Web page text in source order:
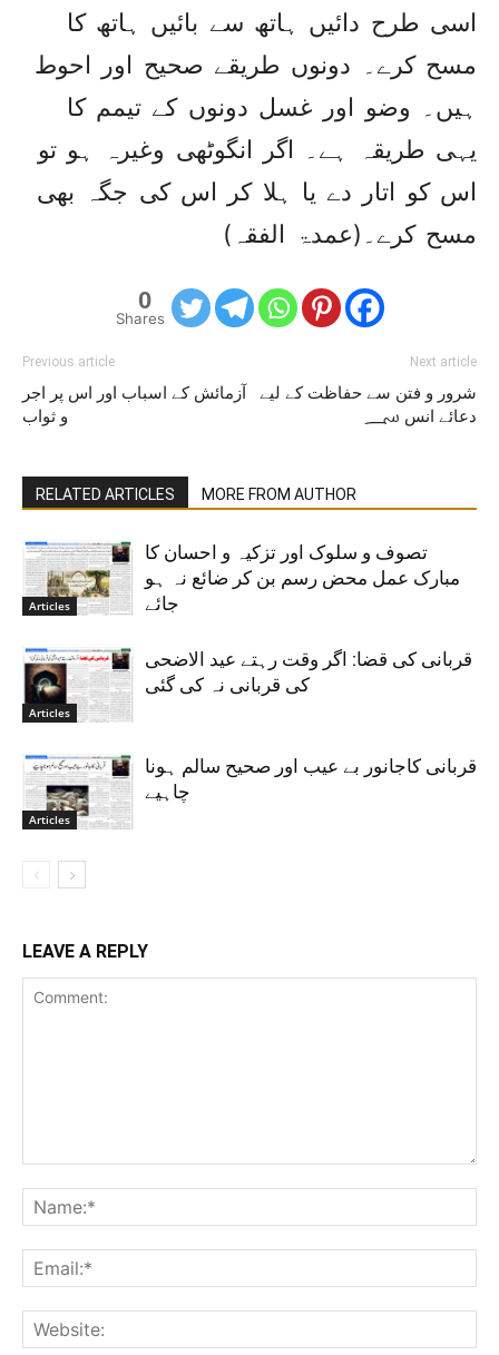
اسی طرح دائیں ہاتھ سے بائیں ہاتھ کا
مسح کرے۔ دونوں طریقے صحیح اور احوط
ہیں۔ وضو اور غسل دونوں کے تیمم کا
یہی طریقہ ہے۔ اگر انگوٹھی وغیرہ ہو تو
اس کو اتار دے یا ہلا کر اس کی جگہ بھی
مسح کرے۔(عمدۃ الفقہ)
0
Shares
Previous article
آزمائش کے اسباب اور اس پر اجر
و ثواب
Next article
شرور و فتن سے حفاظت کے لیے
دعائے انس ؄
RELATED ARTICLES MORE FROM AUTHOR
Articles
تصوف و سلوک اور تزکیہ و احسان کا
مبارک عمل محض رسم بن کر ضائع نہ ہو
جائے
Articles
قربانی کی قضا: اگر وقت رہتے عید الاضحی
کی قربانی نہ کی گئی
Articles
قربانی کاجانور بے عیب اور صحیح سالم ہونا
چاہیے
LEAVE A REPLY